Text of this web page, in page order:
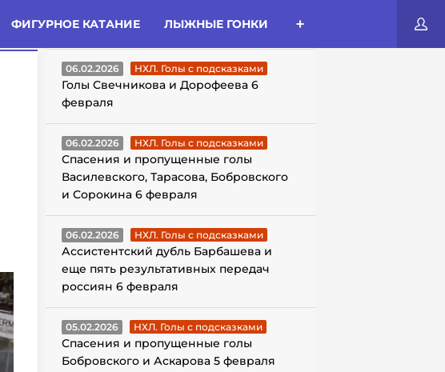
ФИГУРНОЕ КАТАНИЕ ЛЫЖНЫЕ ГОНКИ
ГОЛЫ С ПОДСКАЗКАМИ
06.02.2026 НХЛ. Голы с подсказками
Голы Свечникова и Дорофеева 6
февраля
06.02.2026 НХЛ. Голы с подсказками
Спасения и пропущенные голы
Василевского, Тарасова, Бобровского
и Сорокина 6 февраля
06.02.2026 НХЛ. Голы с подсказками
Ассистентский дубль Барбашева и
еще пять результативных передач
россиян 6 февраля
05.02.2026 НХЛ. Голы с подсказками
Спасения и пропущенные голы
Бобровского и Аскарова 5 февраля